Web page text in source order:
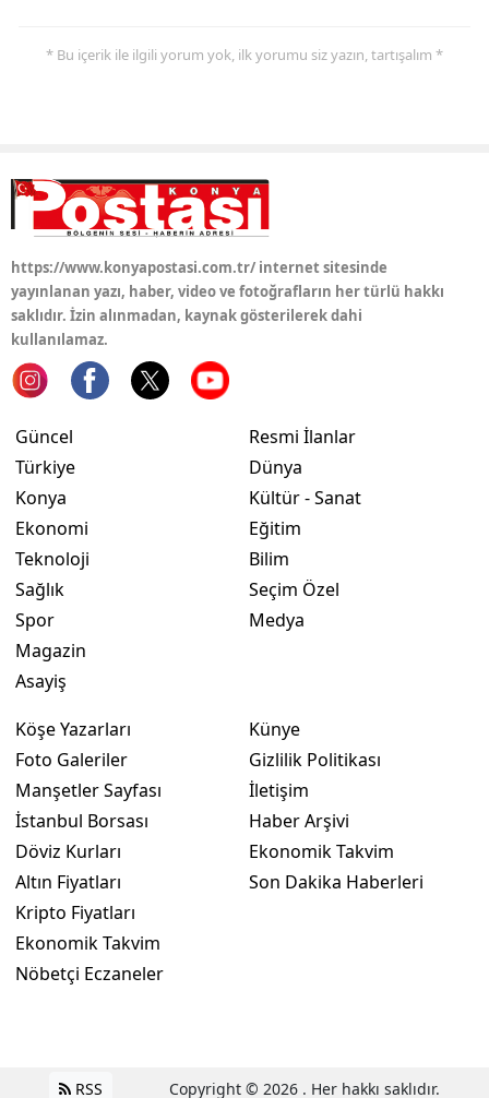
* Bu içerik ile ilgili yorum yok, ilk yorumu siz yazın, tartışalım *
https://www.konyapostasi.com.tr/ internet sitesinde
yayınlanan yazı, haber, video ve fotoğrafların her türlü hakkı
saklıdır. İzin alınmadan, kaynak gösterilerek dahi
kullanılamaz.
Güncel
Türkiye
Konya
Ekonomi
Teknoloji
Sağlık
Spor
Magazin
Asayiş
Resmi İlanlar
Dünya
Kültür - Sanat
Eğitim
Bilim
Seçim Özel
Medya
Köşe Yazarları
Foto Galeriler
Manşetler Sayfası
İstanbul Borsası
Döviz Kurları
Altın Fiyatları
Kripto Fiyatları
Ekonomik Takvim
Nöbetçi Eczaneler
Künye
Gizlilik Politikası
İletişim
Haber Arşivi
Ekonomik Takvim
Son Dakika Haberleri
RSS Copyright © 2026 . Her hakkı saklıdır.